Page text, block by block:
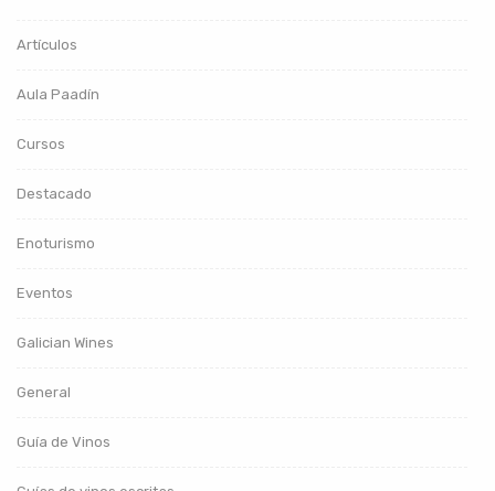
Artículos
Aula Paadín
Cursos
Destacado
Enoturismo
Eventos
Galician Wines
General
Guía de Vinos